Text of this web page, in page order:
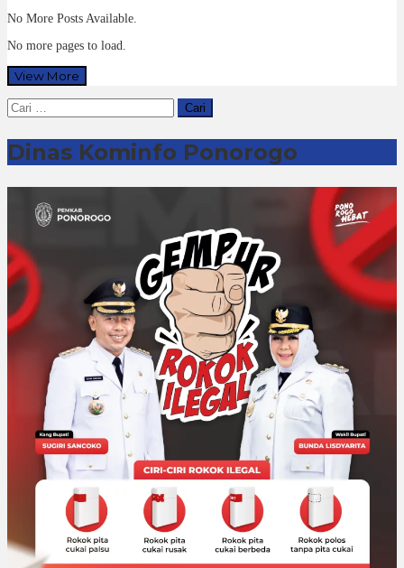
No More Posts Available.
No more pages to load.
View More
Cari
untuk:
Dinas Kominfo Ponorogo